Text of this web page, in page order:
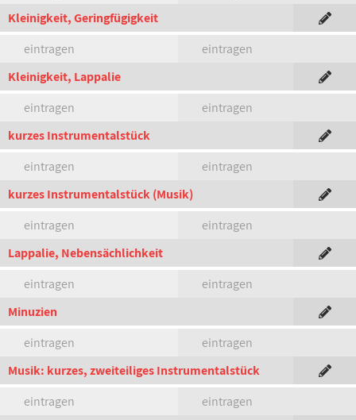
Kleinigkeit, Geringfügigkeit
eintragen
eintragen
Kleinigkeit, Lappalie
eintragen
eintragen
kurzes Instrumentalstück
eintragen
eintragen
kurzes Instrumentalstück (Musik)
eintragen
eintragen
Lappalie, Nebensächlichkeit
eintragen
eintragen
Minuzien
eintragen
eintragen
Musik: kurzes, zweiteiliges Instrumentalstück
eintragen
eintragen